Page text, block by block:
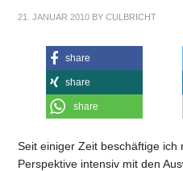
21. JANUAR 2010 BYCULBRICHT
share
share
share
Seit einiger Zeit beschäftige ich
Perspektive intensiv mit den